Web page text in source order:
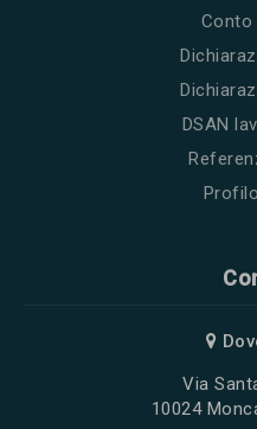
Conto
DSAN
Via
10024